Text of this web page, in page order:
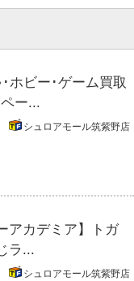
ホビー･ゲーム買取
ー...
シュロアモール筑紫野店
アカデミア】トガ
ラ...
シュロアモール筑紫野店